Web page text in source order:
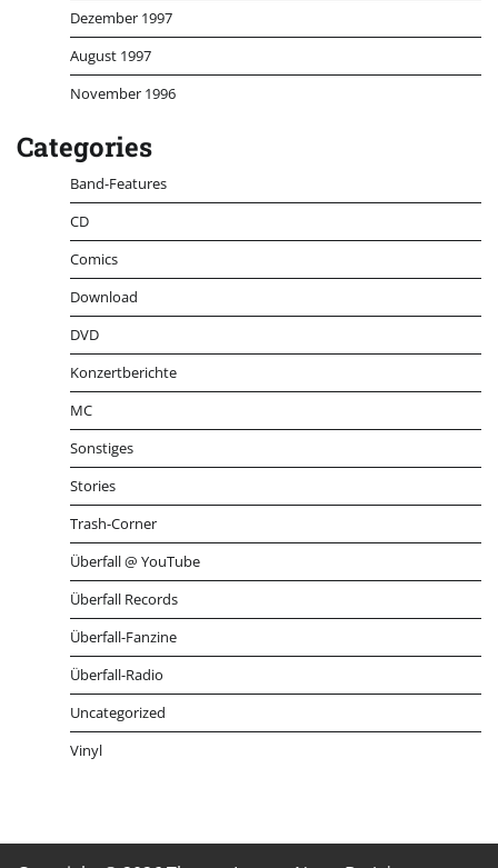
Dezember 1997
August 1997
November 1996
Categories
Band-Features
CD
Comics
Download
DVD
Konzertberichte
MC
Sonstiges
Stories
Trash-Corner
Überfall @ YouTube
Überfall Records
Überfall-Fanzine
Überfall-Radio
Uncategorized
Vinyl